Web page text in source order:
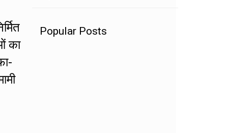
का
Popular Posts